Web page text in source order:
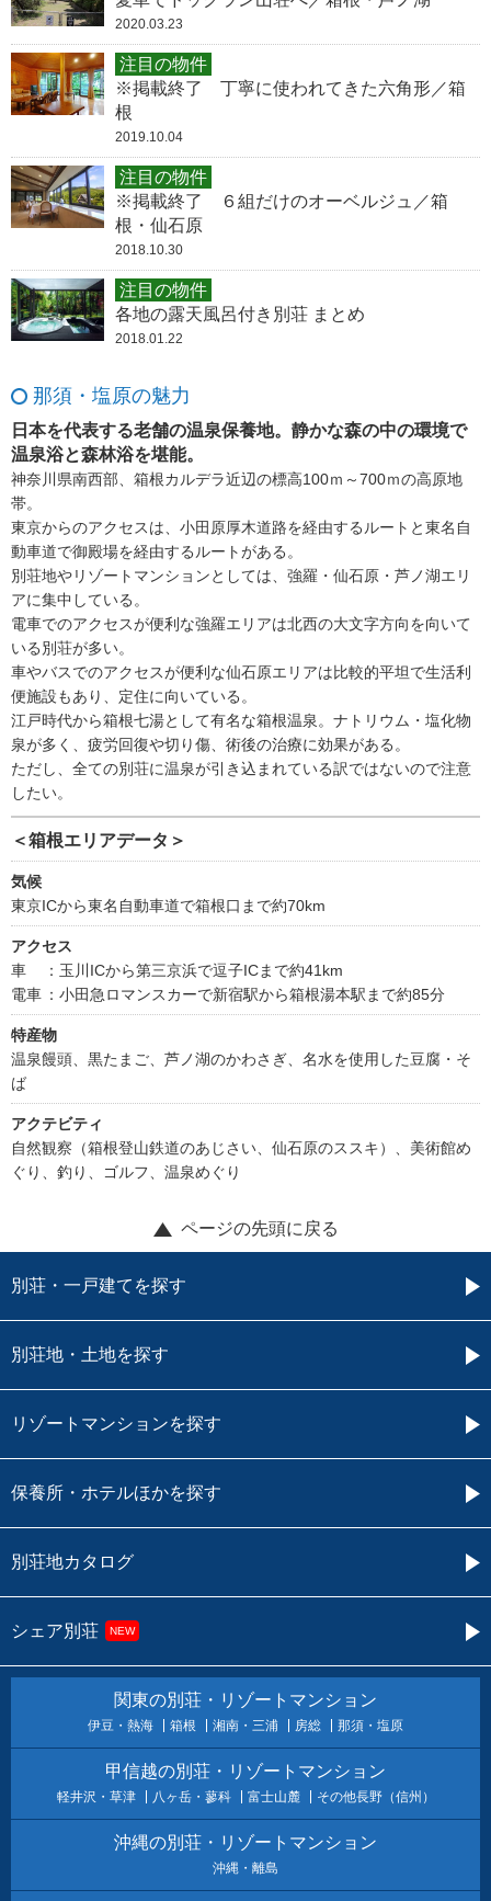
2020.03.23
注目の物件
※掲載終了 丁寧に使われてきた六角形／箱
根
2019.10.04
注目の物件
※掲載終了 ６組だけのオーベルジュ／箱
根・仙石原
2018.10.30
注目の物件
各地の露天風呂付き別荘 まとめ
2018.01.22
那須・塩原の魅力
日本を代表する老舗の温泉保養地。静かな森の中の環境で
温泉浴と森林浴を堪能。
神奈川県南西部、箱根カルデラ近辺の標高100ｍ～700ｍの高原地
帯。
東京からのアクセスは、小田原厚木道路を経由するルートと東名自
動車道で御殿場を経由するルートがある。
別荘地やリゾートマンションとしては、強羅・仙石原・芦ノ湖エリ
アに集中している。
電車でのアクセスが便利な強羅エリアは北西の大文字方向を向いて
いる別荘が多い。
車やバスでのアクセスが便利な仙石原エリアは比較的平坦で生活利
便施設もあり、定住に向いている。
江戸時代から箱根七湯として有名な箱根温泉。ナトリウム・塩化物
泉が多く、疲労回復や切り傷、術後の治療に効果がある。
ただし、全ての別荘に温泉が引き込まれている訳ではないので注意
したい。
＜箱根エリアデータ＞
気候
東京ICから東名自動車道で箱根口まで約70km
アクセス
車
：玉川ICから第三京浜で逗子ICまで約41km
電車 ：小田急ロマンスカーで新宿駅から箱根湯本駅まで約85分
特産物
温泉饅頭、黒たまご、芦ノ湖のかわさぎ、名水を使用した豆腐・そ
ば
アクテビティ
自然観察（箱根登山鉄道のあじさい、仙石原のススキ）、美術館め
ぐり、釣り、ゴルフ、温泉めぐり
ページの先頭に戻る
別荘・一戸建てを探す
別荘地・土地を探す
リゾートマンションを探す
保養所・ホテルほかを探す
別荘地カタログ
シェア別荘 NEW
関東の別荘・リゾートマンション
伊豆・熱海 箱根 湘南・三浦 房総 那須・塩原
甲信越の別荘・リゾートマンション
軽井沢・草津 八ヶ岳・蓼科 富士山麓 その他長野（信州）
沖縄の別荘・リゾートマンション
沖縄・離島